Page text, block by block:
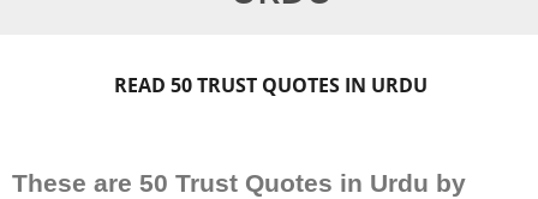
READ 50 TRUST QUOTES IN URDU
These are 50 Trust Quotes in Urdu by